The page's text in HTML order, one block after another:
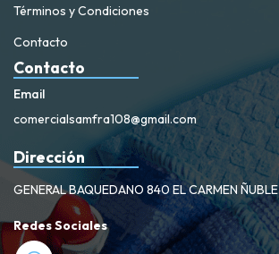
Términos y Condiciones
Contacto
Contacto
Email
comercialsamfra108@gmail.com
Dirección
GENERAL BAQUEDANO 840 EL CARMEN ÑUBLE
Redes Sociales